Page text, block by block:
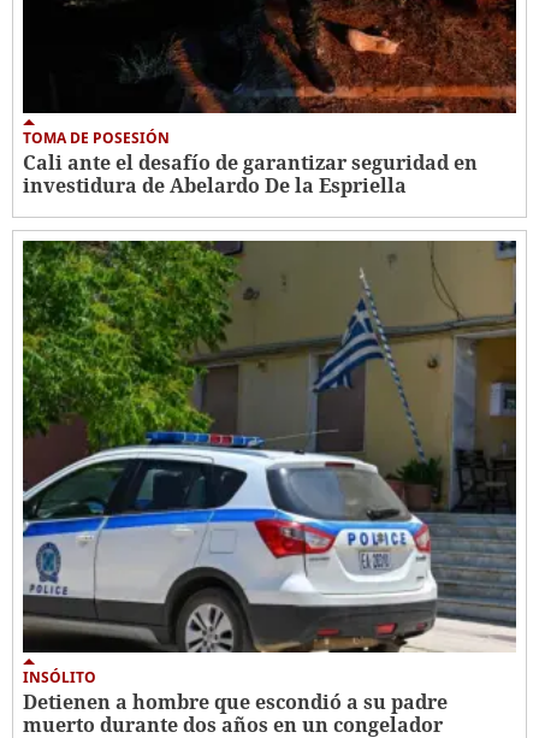
TOMA DE POSESIÓN
Cali ante el desafío de garantizar seguridad en
investidura de Abelardo De la Espriella
INSÓLITO
Detienen a hombre que escondió a su padre
muerto durante dos años en un congelador